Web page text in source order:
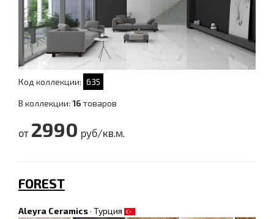
Код коллекции: 635
В коллекции: 16 товаров
от 2990 руб/кв.м.
FOREST
Aleyra Ceramics· Турция